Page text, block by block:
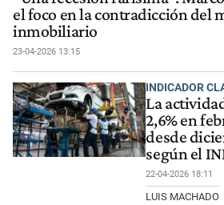
el foco en la contradicción del
inmobiliario
23-04-2026 13:15
INDICADOR
La
2,6% en
desde
según el
22-04-2026 18:11
LUIS MACHADO